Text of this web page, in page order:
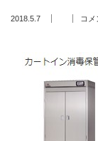
2018.5.7 コメ
フッ素樹脂コー
フッ素樹脂ベルト